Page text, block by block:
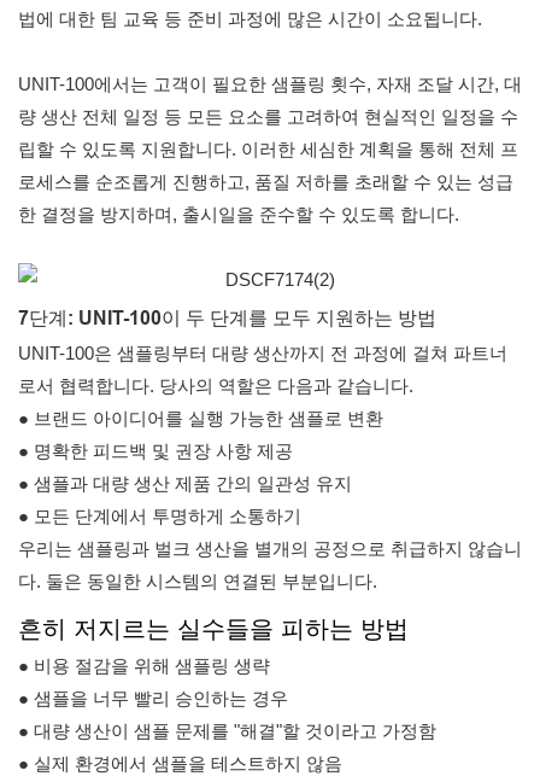
법에 대한 팀 교육 등 준비 과정에 많은 시간이 소요됩니다.
UNIT-100에서는 고객이 필요한 샘플링 횟수, 자재 조달 시간, 대
량 생산 전체 일정 등 모든 요소를 ​​고려하여 현실적인 일정을 수
립할 수 있도록 지원합니다. 이러한 세심한 계획을 통해 전체 프
로세스를 순조롭게 진행하고, 품질 저하를 초래할 수 있는 성급
한 결정을 방지하며, 출시일을 준수할 수 있도록 합니다.
7단계: UNIT-100이 두 단계를 모두 지원하는 방법
UNIT-100은 샘플링부터 대량 생산까지 전 과정에 걸쳐 파트너
로서 협력합니다. 당사의 역할은 다음과 같습니다.
● 브랜드 아이디어를 실행 가능한 샘플로 변환
● 명확한 피드백 및 권장 사항 제공
● 샘플과 대량 생산 제품 간의 일관성 유지
● 모든 단계에서 투명하게 소통하기
우리는 샘플링과 벌크 생산을 별개의 공정으로 취급하지 않습니
다. 둘은 동일한 시스템의 연결된 부분입니다.
흔히 저지르는 실수들을 피하는 방법
● 비용 절감을 위해 샘플링 생략
● 샘플을 너무 빨리 승인하는 경우
● 대량 생산이 샘플 문제를 "해결"할 것이라고 가정함
● 실제 환경에서 샘플을 테스트하지 않음